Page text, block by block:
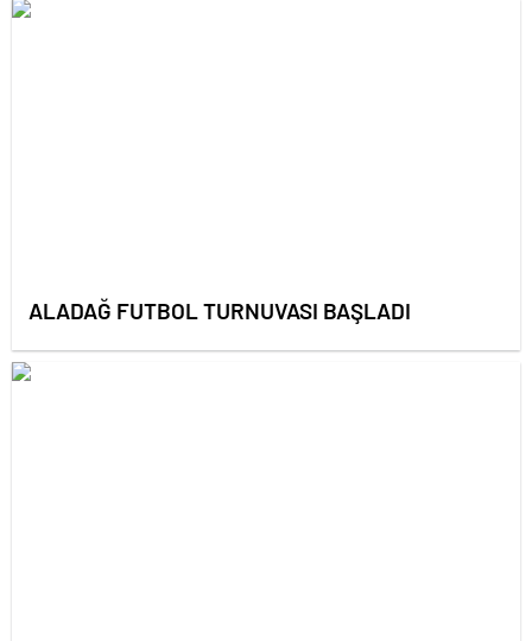
ALADAĞ FUTBOL TURNUVASI BAŞLADI